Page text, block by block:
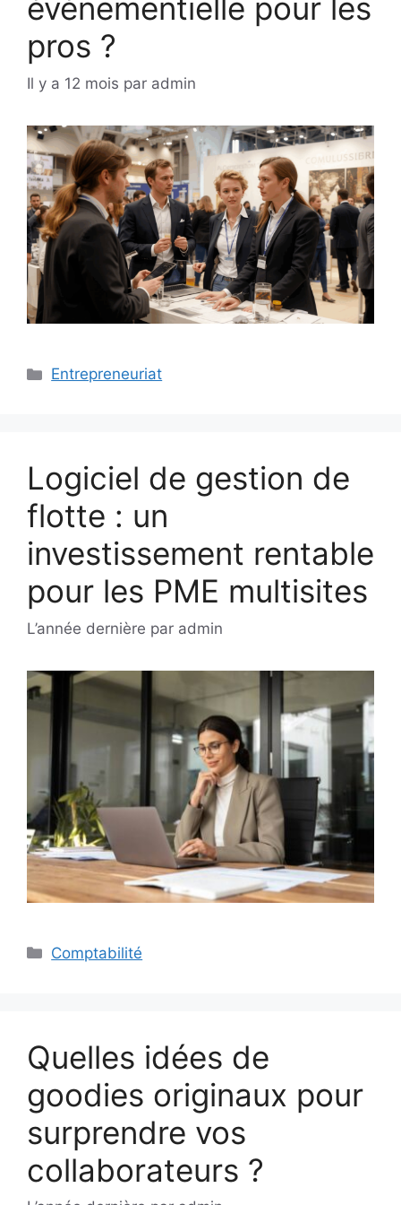
événementielle pour les
pros ?
Il y a 12 mois par admin
Catégories
Entrepreneuriat
Logiciel de gestion de
flotte : un
investissement rentable
pour les PME multisites
L’année dernière par admin
Catégories
Comptabilité
Quelles idées de
goodies originaux pour
surprendre vos
collaborateurs ?